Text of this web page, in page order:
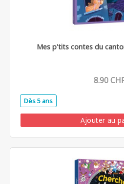
Mes p'tits contes du
8.90
Dès 5 ans
Ajouter au